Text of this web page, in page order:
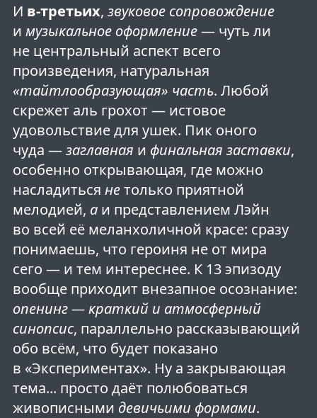
И в-третьих, звуковое сопровождение
и музыкальное оформление— чуть ли
не центральный аспект всего
произведения, натуральная
«тайтлообразующая» часть. Любой
скрежет аль грохот — истовое
удовольствие для ушек. Пик оного
чуда —заглавная и финальная заставки,
особенно открывающая, где можно
насладиться нетолько приятной
мелодией, аи представлением Лэйн
во всей её меланхоличной красе: сразу
понимаешь, что героиня не от мира
сего — и тем интереснее. К 13 эпизоду
вообще приходит внезапное осознание:
опенинг — краткий и атмосферный
синопсис, параллельно рассказывающий
обо всём, что будет показано
в «Экспериментах». Ну а закрывающая
тема... просто даёт полюбоваться
живописными девичьими формами.